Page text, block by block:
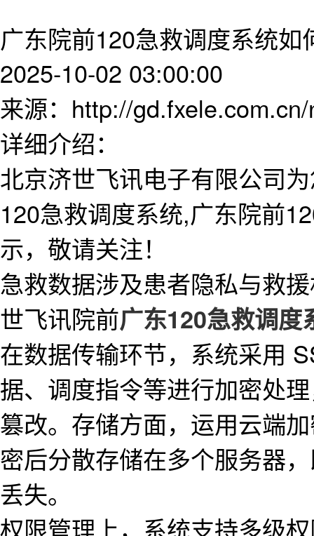
广东院前120急救调度系统
2025-10-02 03:00:00
来源：http://
详细介绍：
北京济世飞讯电子有限公司
120急救调度系统,广东院前
示，敬请关注！
急救数据涉及患者隐私与救
世飞讯院前广东120急救调度
在数据传输环节，系统采用
据、调度指令等进行加密处
篡改。存储方面，运用云端
密后分散存储在多个服务器
丢失。
权限管理上，系统支持多级